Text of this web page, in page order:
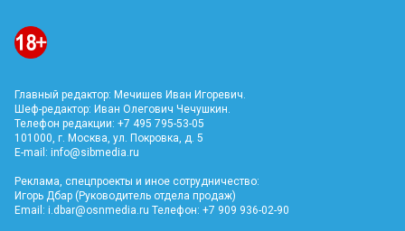
Главный редактор: Мечишев Иван Игоревич.
Шеф-редактор: Иван Олегович Чечушкин.
Телефон редакции: +7 495 795-53-05
101000, г. Москва, ул. Покровка, д. 5
E-mail: info@sibmedia.ru
Реклама, спецпроекты и иное сотрудничество:
Игорь Дбар (Руководитель отдела продаж)
Email: i.dbar@osnmedia.ru Телефон: +7 909 936-02-90